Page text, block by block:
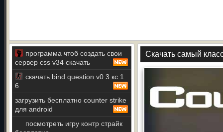
программа чтоб создать свои
сервер css v34 скачать
скачать bind question v0 3 кс 1
6
загрузить бесплатно counter strike
для android
посмотреть игру контр страйк
Скачать самый